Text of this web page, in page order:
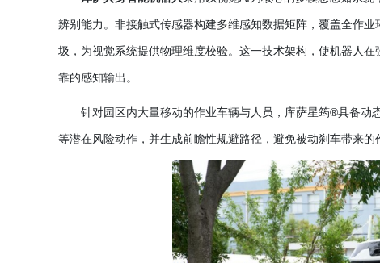
辨别能力。非接触式传感器构建多维感知数据矩阵，覆盖全作
圾，为视觉系统提供物理维度校验。这一技术架构，使机器人
靠的感知输出。
针对园区内大量移动的作业车辆与人员，库萨星筠®具备动
等潜在风险动作，并生成前瞻性规避路径，避免被动刹车带来的